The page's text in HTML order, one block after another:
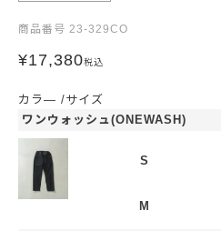
商品番号 23-329CO
¥17,380税込
カラ―
サイズ
ワンウォッシュ(ONEWASH)
S
M